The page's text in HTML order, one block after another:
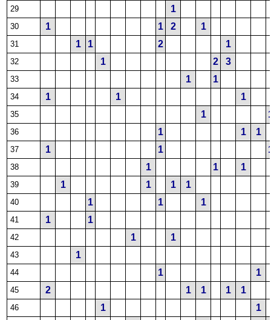
29 1
30 1 1 2 1
31 1 1 2 1
32 1 2 3
33 1 1
34 1 1 1
35 1
36 1 1 1
37 1 1
38 1 1 1
39 1 1 1 1
40 1 1 1
41 1 1
42 1 1
43 1
44 1 1
45 2 1 1 1 1
46 1 1